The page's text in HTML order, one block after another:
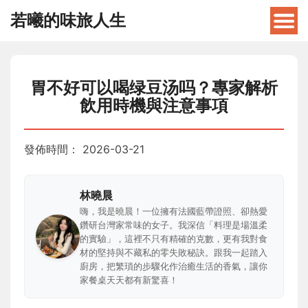
若曦的味旅人生
胃不好可以喝绿豆汤吗？專家解析
飲用時機與注意事項
發佈時間： 2026-03-21
林曉晨
嗨，我是曉晨！一位擁有法國藍帶證照、卻熱愛
鑽研台灣家常味的女子。我深信「料理是場溫柔
的實驗」，這裡不只有精確的克數，更有我對食
材的堅持與不藏私的零失敗秘訣。跟我一起踏入
廚房，把繁瑣的步驟化作治癒生活的香氣，讓你
家餐桌天天都有新驚喜！